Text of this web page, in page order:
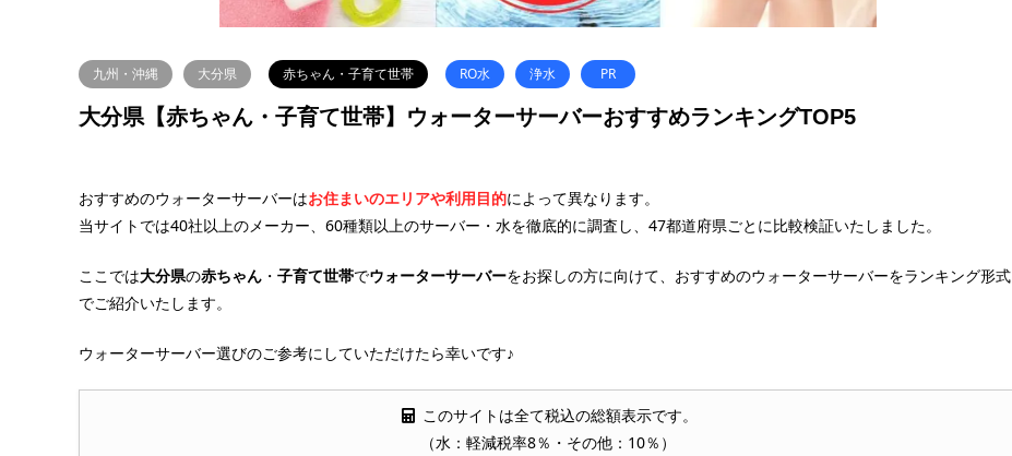
九州・沖縄 大分県 赤ちゃん・子育て世帯 RO水 浄水 PR
大分県【赤ちゃん・子育て世帯】ウォーターサーバーおすすめランキングTOP5
おすすめのウォーターサーバーはお住まいのエリアや利用目的によって異なります。
当サイトでは40社以上のメーカー、60種類以上のサーバー・水を徹底的に調査し、47都道府県ごとに比較検証いたしました。
ここでは大分県の赤ちゃん ・ 子育て世帯でウォーターサーバーをお探しの方に向けて、おすすめのウォーターサーバーをランキング形式
でご紹介いたします。
ウォーターサーバー選びのご参考にしていただけたら幸いです♪
このサイトは全て税込の総額表示です。
（水：軽減税率8％・その他：10％）